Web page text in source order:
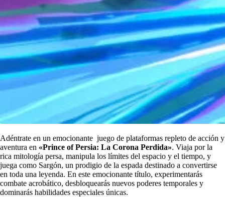
Adéntrate en un emocionante juego de plataformas repleto de acción y
aventura en «Prince of Persia: La Corona Perdida». Viaja por la
rica mitología persa, manipula los límites del espacio y el tiempo, y
juega como Sargón, un prodigio de la espada destinado a convertirse
en toda una leyenda. En este emocionante título, experimentarás
combate acrobático, desbloquearás nuevos poderes temporales y
dominarás habilidades especiales únicas.